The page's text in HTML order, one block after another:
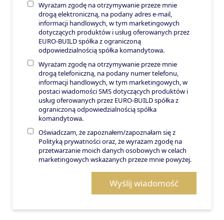
Wyrażam zgodę na otrzymywanie przeze mnie
drogą elektroniczną, na podany adres e-mail,
informacji handlowych, w tym marketingowych
dotyczących produktów i usług oferowanych przez
EURO-BUILD spółka z ograniczoną
odpowiedzialnością spółka komandytowa.
Wyrażam zgodę na otrzymywanie przeze mnie
drogą telefoniczną, na podany numer telefonu,
informacji handlowych, w tym marketingowych, w
postaci wiadomości SMS dotyczących produktów i
usług oferowanych przez EURO-BUILD spółka z
ograniczoną odpowiedzialnością spółka
komandytowa.
Oświadczam, że zapoznałem/zapoznałam się z
Polityką prywatności oraz, że wyrażam zgodę na
przetwarzanie moich danych osobowych w celach
marketingowych wskazanych przeze mnie powyżej.
Wyślij wiadomość